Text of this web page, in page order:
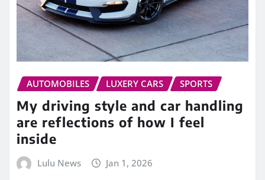
AUTOMOBILES LUXERY CARS SPORTS
My driving style and car handling
are reflections of how I feel
inside
Lulu News Jan 1, 2026